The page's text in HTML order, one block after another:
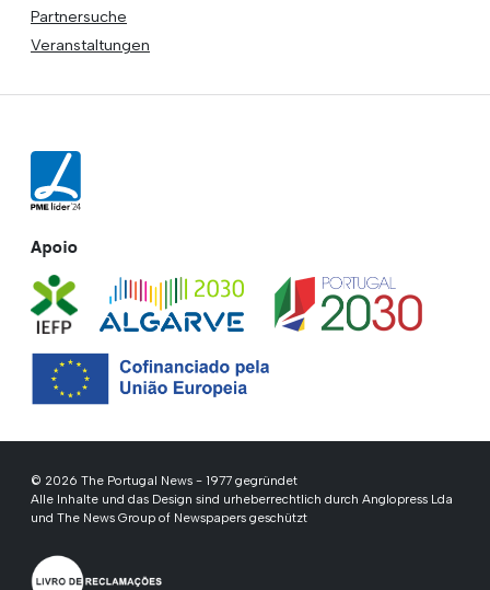
Partnersuche
Veranstaltungen
Apoio
© 2026 The Portugal News - 1977 gegründet
Alle Inhalte und das Design sind urheberrechtlich durch Anglopress Lda
und The News Group of Newspapers geschützt